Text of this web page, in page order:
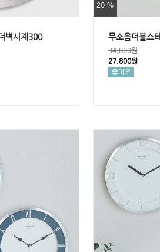
벽시계300
20 %
무소음더블스
34,800원
27,800원